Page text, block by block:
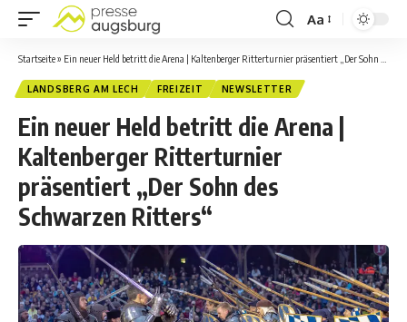
Aa
Startseite» Ein neuer Held betritt die Arena | Kaltenberger Ritterturnier präsentiert „Der Sohn des Schwarzen Ritters“
LANDSBERG AM LECH FREIZEIT NEWSLETTER
Ein neuer Held betritt die Arena |
Kaltenberger Ritterturnier
präsentiert „Der Sohn des
Schwarzen Ritters“